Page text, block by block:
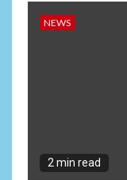
NEWS
2 min read